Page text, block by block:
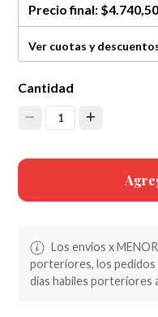
Precio final: $4.740,50
Ver cuotas y
Cantidad
1
Los envios x
porteriores, los pedidos
dias habiles porteriores